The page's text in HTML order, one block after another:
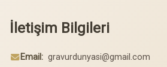
İletişim Bilgileri
Email: gravurdunyasi@gmail.com